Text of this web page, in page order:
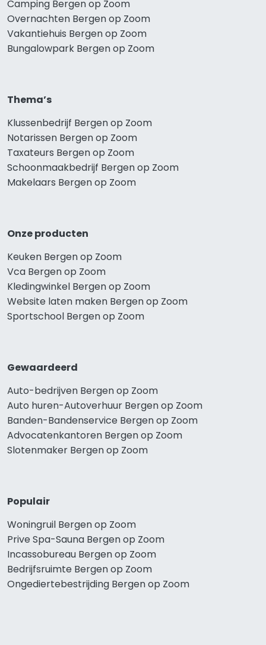
Camping Bergen op Zoom
Overnachten Bergen op Zoom
Vakantiehuis Bergen op Zoom
Bungalowpark Bergen op Zoom
Thema’s
Klussenbedrijf Bergen op Zoom
Notarissen Bergen op Zoom
Taxateurs Bergen op Zoom
Schoonmaakbedrijf Bergen op Zoom
Makelaars Bergen op Zoom
Onze producten
Keuken Bergen op Zoom
Vca Bergen op Zoom
Kledingwinkel Bergen op Zoom
Website laten maken Bergen op Zoom
Sportschool Bergen op Zoom
Gewaardeerd
Auto-bedrijven Bergen op Zoom
Auto huren-Autoverhuur Bergen op Zoom
Banden-Bandenservice Bergen op Zoom
Advocatenkantoren Bergen op Zoom
Slotenmaker Bergen op Zoom
Populair
Woningruil Bergen op Zoom
Prive Spa-Sauna Bergen op Zoom
Incassobureau Bergen op Zoom
Bedrijfsruimte Bergen op Zoom
Ongediertebestrijding Bergen op Zoom